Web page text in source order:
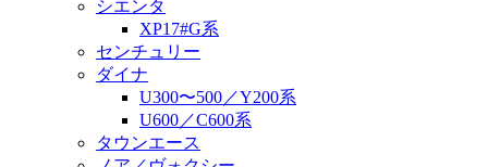
シエンタ
XP17#G系
センチュリー
ダイナ
U300〜500／Y200系
U600／C600系
タウンエース